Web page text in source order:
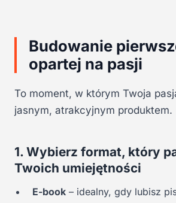
Budowanie
opartej na pasji
To moment, w którym Twoja
jasnym, atrakcyjnym produktem.
1. Wybierz format, który
Twoich umiejętności
E-book – idealny, gdy lubisz